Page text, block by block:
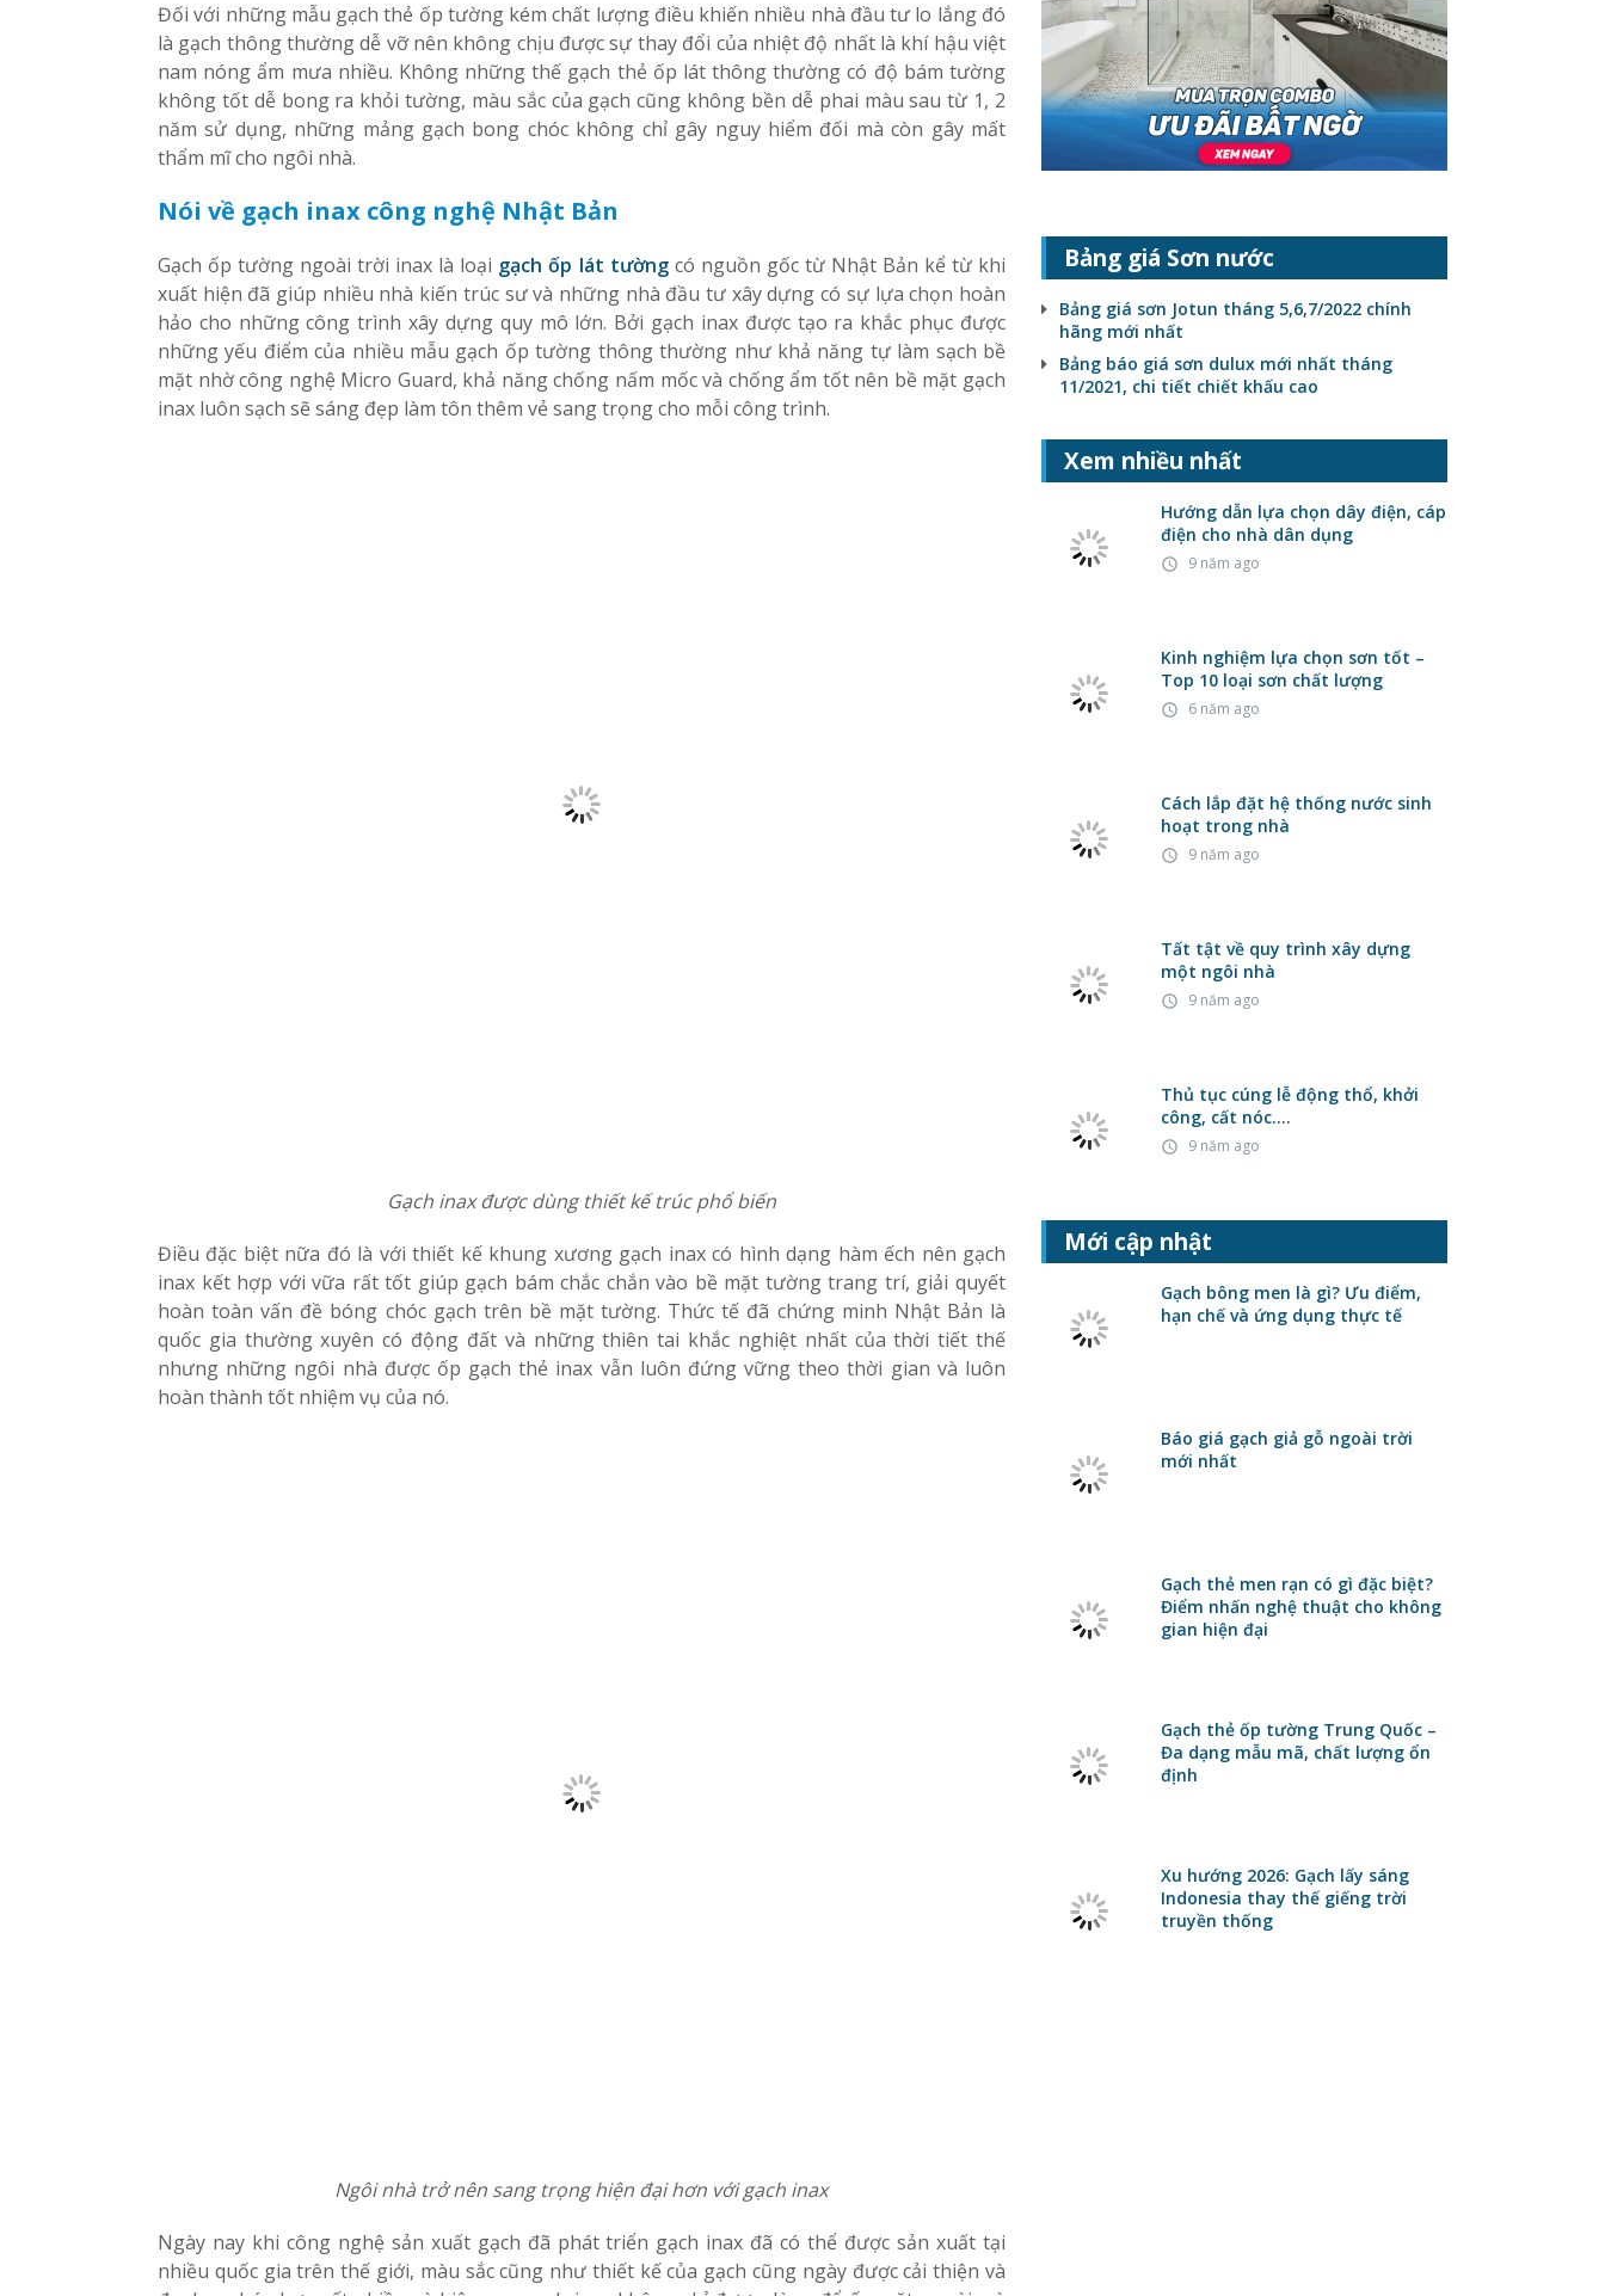
Đối với những mẫu gạch thẻ ốp tường kém chất lượng điều khiến nhiều nhà đầu tư lo lắng đó
là gạch thông thường dễ vỡ nên không chịu được sự thay đổi của nhiệt độ nhất là khí hậu việt
nam nóng ẩm mưa nhiều. Không những thế gạch thẻ ốp lát thông thường có độ bám tường
không tốt dễ bong ra khỏi tường, màu sắc của gạch cũng không bền dễ phai màu sau từ 1, 2
năm sử dụng, những mảng gạch bong chóc không chỉ gây nguy hiểm đối mà còn gây mất
thẩm mĩ cho ngôi nhà.
Nói về gạch inax công nghệ Nhật Bản
Gạch ốp tường ngoài trời inax là loại gạch ốp lát tườngcó nguồn gốc từ Nhật Bản kể từ khi
xuất hiện đã giúp nhiều nhà kiến trúc sư và những nhà đầu tư xây dựng có sự lựa chọn hoàn
hảo cho những công trình xây dựng quy mô lớn. Bởi gạch inax được tạo ra khắc phục được
những yếu điểm của nhiều mẫu gạch ốp tường thông thường như khả năng tự làm sạch bề
mặt nhờ công nghệ Micro Guard, khả năng chống nấm mốc và chống ẩm tốt nên bề mặt gạch
inax luôn sạch sẽ sáng đẹp làm tôn thêm vẻ sang trọng cho mỗi công trình.
Gạch inax được dùng thiết kế trúc phổ biến
Điều đặc biệt nữa đó là với thiết kế khung xương gạch inax có hình dạng hàm ếch nên gạch
inax kết hợp với vữa rất tốt giúp gạch bám chắc chắn vào bề mặt tường trang trí, giải quyết
hoàn toàn vấn đề bóng chóc gạch trên bề mặt tường. Thức tế đã chứng minh Nhật Bản là
quốc gia thường xuyên có động đất và những thiên tai khắc nghiệt nhất của thời tiết thế
nhưng những ngôi nhà được ốp gạch thẻ inax vẫn luôn đứng vững theo thời gian và luôn
hoàn thành tốt nhiệm vụ của nó.
Ngôi nhà trở nên sang trọng hiện đại hơn với gạch inax
Ngày nay khi công nghệ sản xuất gạch đã phát triển gạch inax đã có thể được sản xuất tại
nhiều quốc gia trên thế giới, màu sắc cũng như thiết kế của gạch cũng ngày được cải thiện và
Bảng giá Sơn nước
Bảng giá sơn Jotun tháng 5,6,7/2022 chính
hãng mới nhất
Bảng báo giá sơn dulux mới nhất tháng
11/2021, chi tiết chiết khấu cao
Xem nhiều nhất
Hướng dẫn lựa chọn dây điện, cáp
điện cho nhà dân dụng
access_time 9 năm ago
Kinh nghiệm lựa chọn sơn tốt –
Top 10 loại sơn chất lượng
access_time 6 năm ago
Cách lắp đặt hệ thống nước sinh
hoạt trong nhà
access_time 9 năm ago
Tất tật về quy trình xây dựng
một ngôi nhà
access_time 9 năm ago
Thủ tục cúng lễ động thổ, khởi
công, cất nóc….
access_time 9 năm ago
Mới cập nhật
Gạch bông men là gì? Ưu điểm,
hạn chế và ứng dụng thực tế
Báo giá gạch giả gỗ ngoài trời
mới nhất
Gạch thẻ men rạn có gì đặc biệt?
Điểm nhấn nghệ thuật cho không
gian hiện đại
Gạch thẻ ốp tường Trung Quốc –
Đa dạng mẫu mã, chất lượng ổn
định
Xu hướng 2026: Gạch lấy sáng
Indonesia thay thế giếng trời
truyền thống